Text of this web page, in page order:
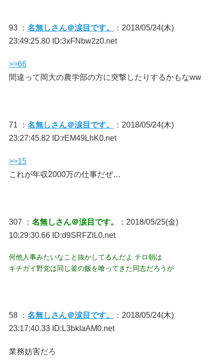
93 ： 名無しさん＠涙目です。
：2018/05/24(木)
23:49:25.80 ID:3xFNbw2z0.net
>>66
間違って岡大の農学部の方に突撃したりするかもなww
71 ： 名無しさん＠涙目です。
：2018/05/24(木)
23:27:45.82 ID:rEM49LhK0.net
>>15
これが年収2000万の仕事だぜ…
307 ： 名無しさん＠涙目です。
：2018/05/25(金)
10:29:30.66 ID:d9SRFZlL0.net
何他人事みたいなこと抜かしてるんだよ テロ朝は
キチガイ野党は同じ釜の飯を喰ってきた同志だろうが
58 ： 名無しさん＠涙目です。
：2018/05/24(木)
23:17:40.33 ID:L3bkIaAM0.net
業務妨害だろ